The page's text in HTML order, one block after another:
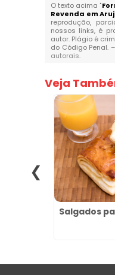
O texto acima "
Revenda em
reprodução,
nossos links, é
autor. Plágio é
do Código Penal. –
autorais.
Veja
Salgados